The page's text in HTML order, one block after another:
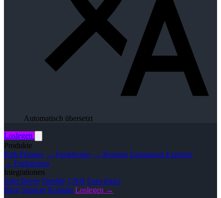
Automatisch übersetzt
Loslegen
Produkte
Path Planner → Funktionen → Routing Equipment Explorer
→ Funktionen
Integrationen
John Deere Trimble CNH Entwickler
Blog Support Kontakt Loslegen →